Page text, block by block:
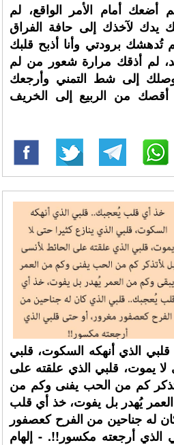
أضعك أمام الأمر الواقع، لم
يدك لآخذك إلى حافة الفراق
تُدهشك برودتي وأنا أذبح قلبك
لم أذقك مرارة شعور من لم
إلى شط التمني وأرجعك
من الربيع إلى الخريف
الذي أنهكه السكوت، قلبي
لا يموت، قلبي الذي علقته على
كم من الحب يفنى وكم من
يُهدر بل يفوت، خذ أي قلب
له جناحين من الفرح كعصفور
الذي أرجعته مكسور!!. - إلهام